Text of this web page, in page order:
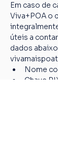
Em caso de
Viva+POA o
úteis a
dados
Nome
Chave